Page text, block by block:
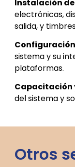
Instalación
electrónicas,
salida, y
sistema y su
plataformas.
Capacitación
del sistema y
Otros